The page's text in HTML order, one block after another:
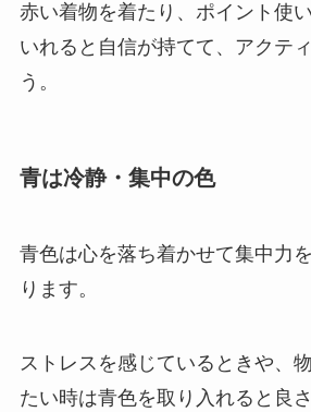
赤い着物を着たり、ポイント使
いれると自信が持てて、アクテ
う。
青は冷静・集中の色
青色は心を落ち着かせて集中力
ります。
ストレスを感じているときや、
たい時は青色を取り入れると良さ